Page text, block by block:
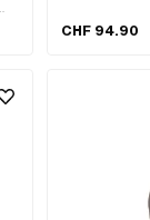
CHF 94.90